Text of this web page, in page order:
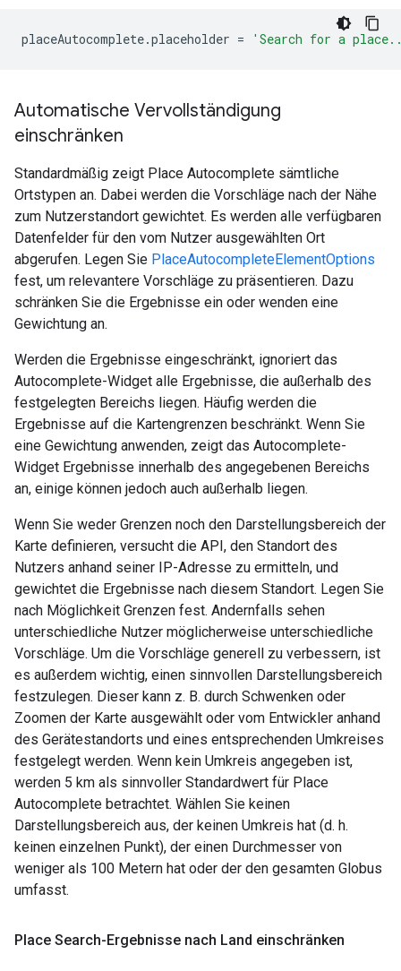
placeAutocomplete.placeholder = 'Search for a
Automatische Vervollständigung
einschränken
Standardmäßig zeigt Place Autocomplete sämtliche
Ortstypen an. Dabei werden die Vorschläge nach der Nähe
zum Nutzerstandort gewichtet. Es werden alle verfügbaren
Datenfelder für den vom Nutzer ausgewählten Ort
abgerufen. Legen Sie PlaceAutocompleteElementOptions
fest, um relevantere Vorschläge zu präsentieren. Dazu
schränken Sie die Ergebnisse ein oder wenden eine
Gewichtung an.
Werden die Ergebnisse eingeschränkt, ignoriert das
Autocomplete-Widget alle Ergebnisse, die außerhalb des
festgelegten Bereichs liegen. Häufig werden die
Ergebnisse auf die Kartengrenzen beschränkt. Wenn Sie
eine Gewichtung anwenden, zeigt das Autocomplete-
Widget Ergebnisse innerhalb des angegebenen Bereichs
an, einige können jedoch auch außerhalb liegen.
Wenn Sie weder Grenzen noch den Darstellungsbereich der
Karte definieren, versucht die API, den Standort des
Nutzers anhand seiner IP-Adresse zu ermitteln, und
gewichtet die Ergebnisse nach diesem Standort. Legen Sie
nach Möglichkeit Grenzen fest. Andernfalls sehen
unterschiedliche Nutzer möglicherweise unterschiedliche
Vorschläge. Um die Vorschläge generell zu verbessern, ist
es außerdem wichtig, einen sinnvollen Darstellungsbereich
festzulegen. Dieser kann z. B. durch Schwenken oder
Zoomen der Karte ausgewählt oder vom Entwickler anhand
des Gerätestandorts und eines entsprechenden Umkreises
festgelegt werden. Wenn kein Umkreis angegeben ist,
werden 5 km als sinnvoller Standardwert für Place
Autocomplete betrachtet. Wählen Sie keinen
Darstellungsbereich aus, der keinen Umkreis hat (d. h.
keinen einzelnen Punkt), der einen Durchmesser von
weniger als 100 Metern hat oder der den gesamten Globus
umfasst.
Place Search-Ergebnisse nach Land einschränken